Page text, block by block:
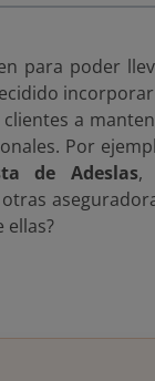
para poder
a
Por
de Adeslas,
ellas?